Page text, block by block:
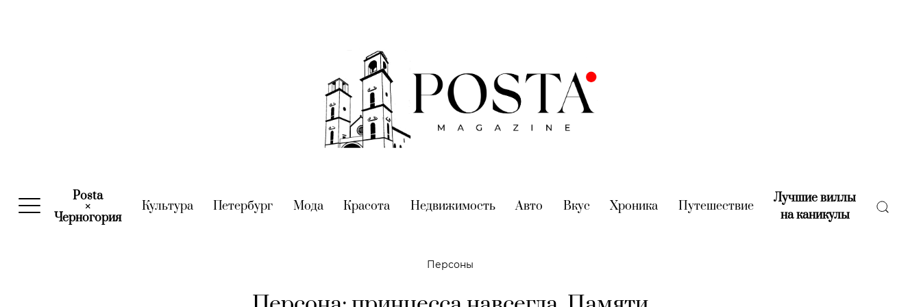
Posta
×
Черногория(current)
Культура(current)
Петербург (current)
Мода(current)
Красота (current)
Недвижимость(current)
Авто (current)
Вкус (current)
Хроника (current)
Путешествие(current)
Лучшие виллы
на каникулы(current)
Персоны